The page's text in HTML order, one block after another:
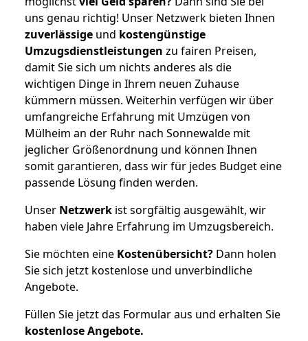
uns genau richtig! Unser Netzwerk bieten Ihnen
zuverlässige und kostengünstige
Umzugsdienstleistungen zu fairen Preisen,
damit Sie sich um nichts anderes als die
wichtigen Dinge in Ihrem neuen Zuhause
kümmern müssen. Weiterhin verfügen wir über
umfangreiche Erfahrung mit Umzügen von
Mülheim an der Ruhr nach Sonnewalde mit
jeglicher Größenordnung und können Ihnen
somit garantieren, dass wir für jedes Budget eine
passende Lösung finden werden.
Unser Netzwerk ist sorgfältig ausgewählt, wir
haben viele Jahre Erfahrung im Umzugsbereich.
Sie möchten eine Kostenübersicht? Dann holen
Sie sich jetzt kostenlose und unverbindliche
Angebote.
Füllen Sie jetzt das Formular aus und erhalten Sie
kostenloseAngebote.